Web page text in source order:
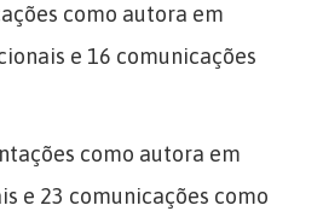
como autora em
e 16 comunicações
como autora em
e 23 comunicações como